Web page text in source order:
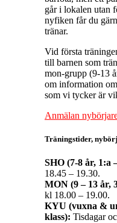
går i lokalen utan
nyfiken får du
tränar.
Vid första
till barnen som
mon-grupp (9-13
om information
som vi tycker är
Anmälan
Träningstider,
SHO (7-8 år, 1:a
18.45 – 19.30.
MON (9 – 13 år,
kl 18.00 – 19.00.
KYU (vuxna &
klass): Tisdagar